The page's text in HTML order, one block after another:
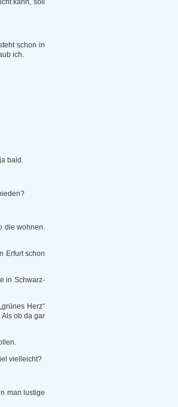
kann, soll
schon in
ich.
bald.
die wohnen.
Erfurt schon
in Schwarz-
Herz“
Als ob da gar
vielleicht?
man lustige